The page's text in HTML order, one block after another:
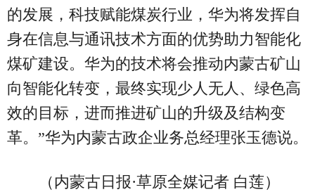
的发展，科技赋能煤炭行业，华为将发挥自
身在信息与通讯技术方面的优势助力智能化
煤矿建设。华为的技术将会推动内蒙古矿山
向智能化转变，最终实现少人无人、绿色高
效的目标，进而推进矿山的升级及结构变
革。”华为内蒙古政企业务总经理张玉德说。
（内蒙古日报·草原全媒记者 白莲）